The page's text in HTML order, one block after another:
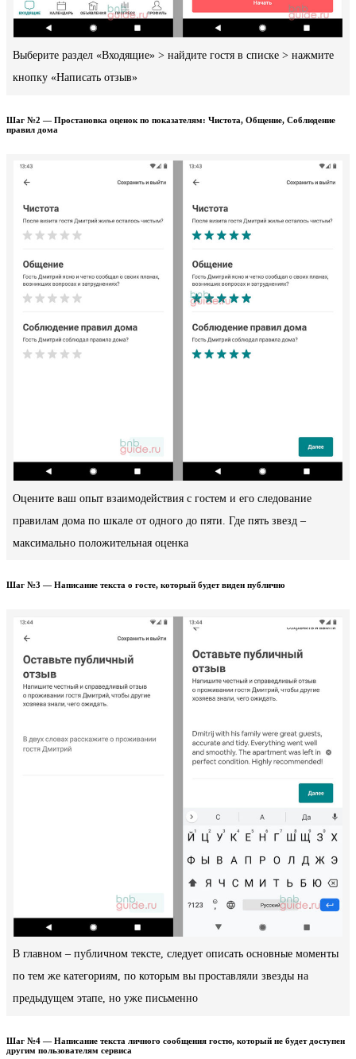
Выберите раздел «Входящие» > найдите гостя в списке > нажмите
кнопку «Написать отзыв»
Шаг №2 — Простановка оценок по показателям: Чистота, Общение, Соблюдение
правил дома
Оцените ваш опыт взаимодействия с гостем и его следование
правилам дома по шкале от одного до пяти. Где пять звезд –
максимально положительная оценка
Шаг №3 — Написание текста о госте, который будет виден публично
В главном – публичном тексте, следует описать основные моменты
по тем же категориям, по которым вы проставляли звезды на
предыдущем этапе, но уже письменно
Шаг №4 — Написание текста личного сообщения гостю, который не будет доступен
другим пользователям сервиса